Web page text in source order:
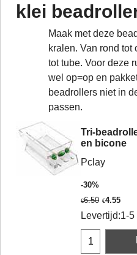
klei
Maak met deze
kralen. Van rond tot
tot tube. Voor deze
wel op=op en
beadrollers niet in
passen.
Tri-
en bicone
Pclay
-30%
€6.50 €4.55
Levertijd:1-5